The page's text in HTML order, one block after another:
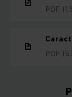
PDF
PDF